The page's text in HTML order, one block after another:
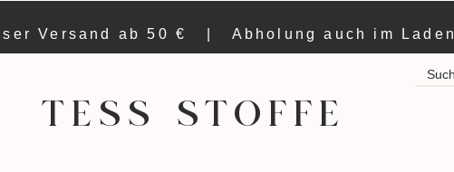
Versand ab 50 € | Abholung auch im Laden
TESS STOFFE